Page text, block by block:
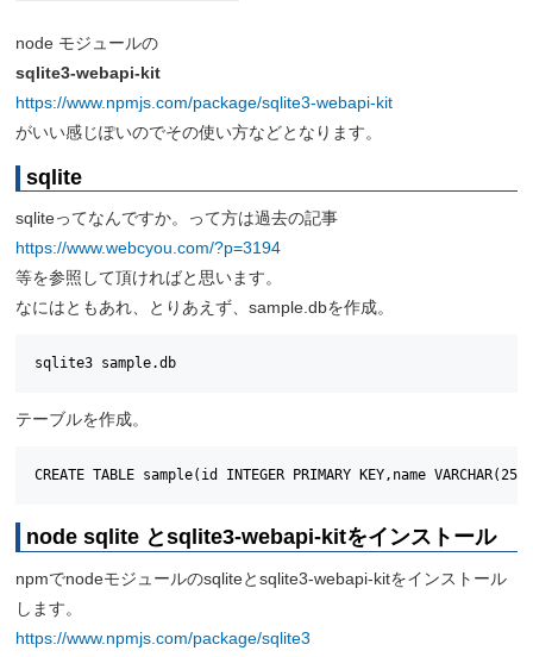
node モジュールの
sqlite3-webapi-kit
https://www.npmjs.com/package/sqlite3-webapi-kit
がいい感じぽいのでその使い方などとなります。
sqlite
sqliteってなんですか。って方は過去の記事
https://www.webcyou.com/?p=3194
等を参照して頂ければと思います。
なにはともあれ、とりあえず、sample.dbを作成。
sqlite3 sample.db
テーブルを作成。
CREATE TABLE sample(id INTEGER PRIMARY KEY,name
node sqlite とsqlite3-webapi-kitをインストール
npmでnodeモジュールのsqliteとsqlite3-webapi-kitをインストール
します。
https://www.npmjs.com/package/sqlite3